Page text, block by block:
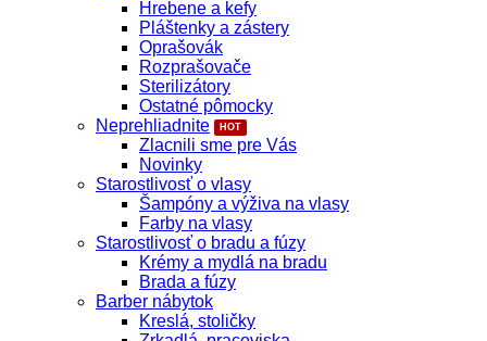
Hrebene a kefy
Pláštenky a zástery
Oprašovák
Rozprašovače
Sterilizátory
Ostatné pômocky
Neprehliadnite
Zlacnili sme pre Vás
Novinky
Starostlivosť o vlasy
Šampóny a výživa na vlasy
Farby na vlasy
Starostlivosť o bradu a fúzy
Krémy a mydlá na bradu
Brada a fúzy
Barber nábytok
Kreslá, stoličky